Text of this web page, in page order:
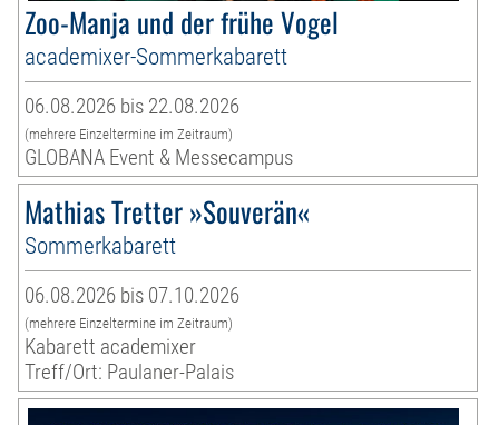
Zoo-Manja und der frühe Vogel
academixer-Sommerkabarett
06.08.2026 bis 22.08.2026
(mehrere Einzeltermine im Zeitraum)
GLOBANA Event & Messecampus
Mathias Tretter »Souverän«
Sommerkabarett
06.08.2026 bis 07.10.2026
(mehrere Einzeltermine im Zeitraum)
Kabarett academixer
Treff/Ort: Paulaner-Palais